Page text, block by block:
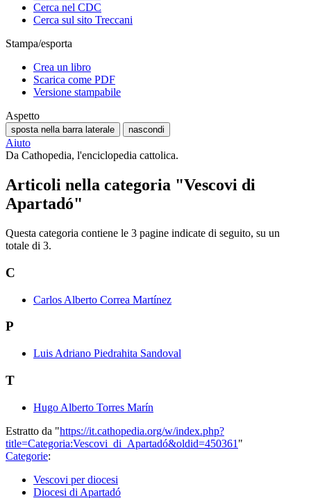
Cerca nel CDC
Cerca sul sito Treccani
Stampa/esporta
Crea un libro
Scarica come PDF
Versione stampabile
Aspetto
sposta nella barra laterale nascondi
Aiuto
Da Cathopedia, l'enciclopedia cattolica.
Articoli nella categoria "Vescovi di
Apartadó"
Questa categoria contiene le 3 pagine indicate di seguito, su un
totale di 3.
C
Carlos Alberto Correa Martínez
P
Luis Adriano Piedrahita Sandoval
T
Hugo Alberto Torres Marín
Estratto da "https://it.cathopedia.org/w/index.php?
title=Categoria:Vescovi_di_Apartadó&oldid=450361 "
Categorie:
Vescovi per diocesi
Diocesi di Apartadó